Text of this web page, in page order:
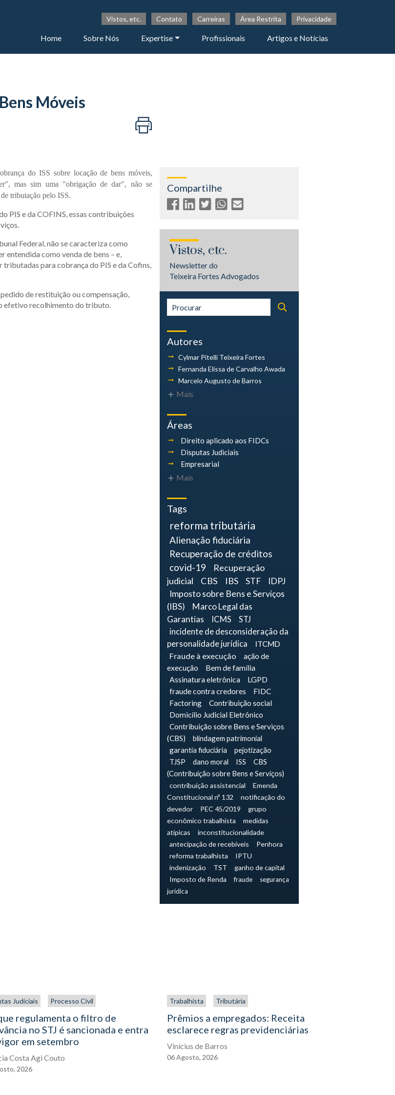
Vistos, etc. Contato Carreiras Área Restrita Privacidade
Home Sobre Nós Expertise Profissionais Artigos e Notícias
Móveis
do ISS sobre locação de bens móveis,
mas sim uma "obrigação de dar", não se
tributação pelo ISS.
PIS e da COFINS, essas contribuições
Federal, não se caracteriza como
entendida como venda de bens – e,
para cobrança do PIS e da Cofins,
de restituição ou compensação,
efetivo recolhimento do tributo.
Compartilhe
Vistos, etc.
Newsletter do
Teixeira Fortes Advogados
Autores
Cylmar Pitelli Teixeira Fortes
Fernanda Elissa de Carvalho Awada
Marcelo Augusto de Barros
Mais
Áreas
Direito aplicado aos FIDCs
Disputas Judiciais
Empresarial
Mais
Tags
reforma tributária
Alienação fiduciária
Recuperação de créditos
covid-19
Recuperação
judicial
CBS IBS STF
IDPJ
Imposto sobre Bens e Serviços
(IBS)
Marco Legal das
Garantias
ICMS
STJ
incidente de desconsideração da
personalidade jurídica
ITCMD
Fraude à execução
ação de
execução
Bem de família
Assinatura eletrônica
LGPD
fraude contra credores
FIDC
Factoring
Contribuição social
Domicílio Judicial Eletrônico
Contribuição sobre Bens e Serviços
(CBS)
blindagem patrimonial
garantia fiduciária
pejotização
TJSP
dano moral ISS
CBS
(Contribuição sobre Bens e Serviços)
contribuição assistencial
Emenda
Constitucional nº 132
notificação do
devedor
PEC 45/2019
grupo
econômico trabalhista
medidas
atípicas
inconstitucionalidade
antecipação de recebíveis
Penhora
reforma trabalhista
IPTU
indenização
TST
ganho de capital
Imposto de Renda
fraude
segurança
jurídica
Judiciais Processo Civil
regulamenta o filtro de
no STJ é sancionada e entra
em setembro
Costa Agi Couto
2026
Trabalhista Tributária
Prêmios a empregados: Receita
esclarece regras previdenciárias
Vinícius de Barros
06Agosto, 2026